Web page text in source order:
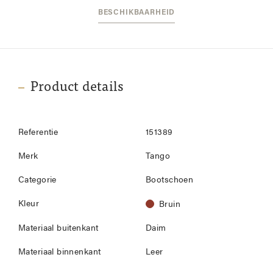
BESCHIKBAARHEID
Product details
Referentie 151389
Merk Tango
Categorie Bootschoen
Kleur Bruin
Materiaal buitenkant Daim
Materiaal binnenkant Leer